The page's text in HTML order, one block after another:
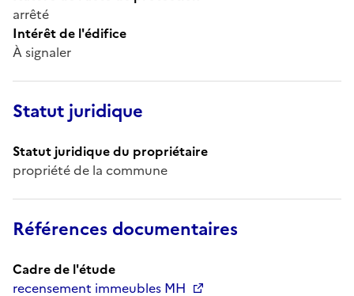
arrêté
Intérêt de l'édifice
À signaler
Statut juridique
Statut juridique du propriétaire
propriété de la commune
Références documentaires
Cadre de l'étude
recensement immeubles MH